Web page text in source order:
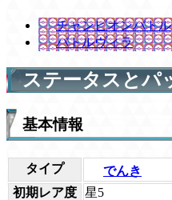
チャンピオンバトル
バトルヴィラ
ステータスとパ
基本情報
タイプ
でんき
初期レア度 星5